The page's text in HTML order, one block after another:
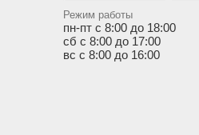
Режим работы
пн-пт с 8:00 до 18:00
сб с 8:00 до 17:00
вс с 8:00 до 16:00